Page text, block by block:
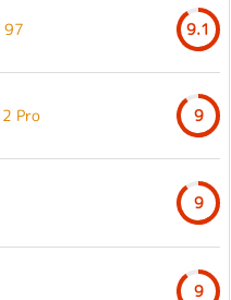
97 9.1
Pro 9
9
9